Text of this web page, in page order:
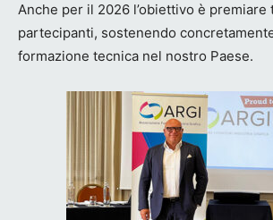
Anche per il 2026 l’obiettivo è
partecipanti, sostenendo
formazione tecnica nel nostro Paese.